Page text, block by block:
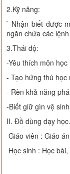
2.Kỹ năng:
`-Nhận biết được
ngăn chứa các
3.Thái độ:
-Yêu thích môn học
- Tạo hứng thú học
- Rèn khả năng
-Biết giữ gìn vệ
II. Đồ dùng dạy học.
Giáo viên : Giáo
Học sinh : Học